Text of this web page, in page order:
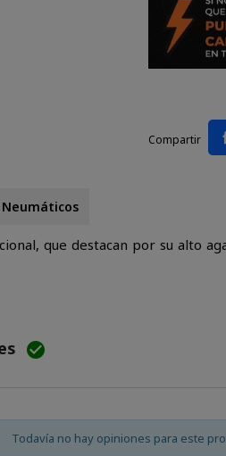
Compartir
que destacan por su alto

Todavía no hay opiniones para este